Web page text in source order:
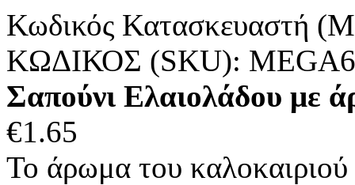
Κωδικός Κατασκευαστή
ΚΩΔΙΚΟΣ (SKU):
Σαπούνι Ελαιολάδου με
€1.65
Το άρωμα του